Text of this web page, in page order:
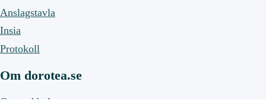
Anslagstavla
Insia
Protokoll
Om dorotea.se
Om webbplatsen